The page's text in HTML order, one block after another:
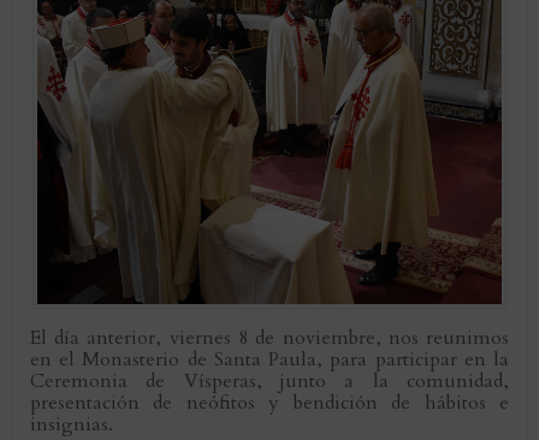
El día anterior, viernes 8 de noviembre, nos reunimos
en el Monasterio de Santa Paula, para participar en la
Ceremonia de Vísperas, junto a la comunidad,
presentación de neófitos y bendición de hábitos e
insignias.